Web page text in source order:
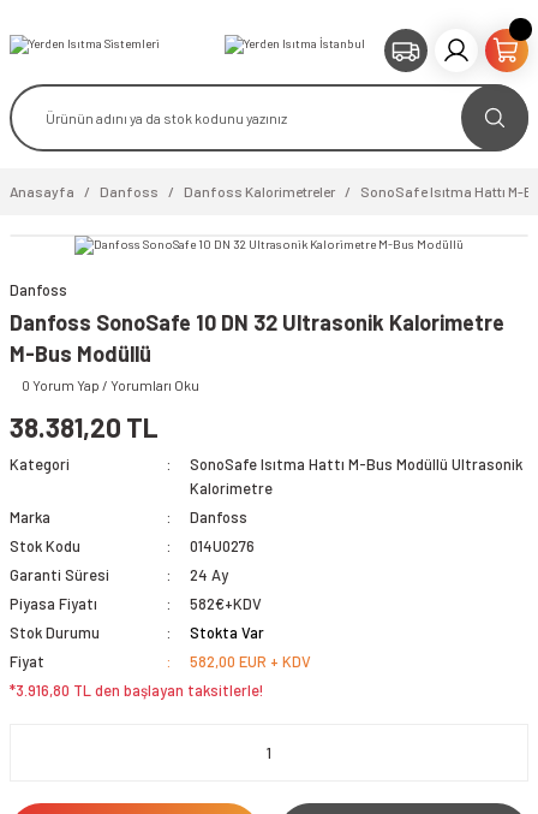
Anasayfa Danfoss Danfoss Kalorimetreler SonoSafe Isıtma Hattı M-
Danfoss
Danfoss SonoSafe 10 DN 32 Ultrasonik Kalorimetre
M-Bus Modüllü
0 Yorum Yap / Yorumları Oku
38.381,20 TL
Kategori
SonoSafe Isıtma Hattı M-Bus Modüllü Ultrasonik
Kalorimetre
Marka
Danfoss
Stok Kodu
014U0276
Garanti Süresi
24 Ay
Piyasa Fiyatı
582€+KDV
Stok Durumu
Stokta Var
Fiyat
582,00 EUR + KDV
*3.916,80 TL den başlayan taksitlerle!